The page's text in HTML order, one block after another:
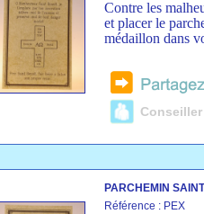
Contre les
et placer le
médaillon dans
PARCHEMIN
Référence : PEX